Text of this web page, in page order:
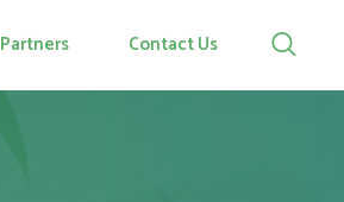
Partners Contact Us